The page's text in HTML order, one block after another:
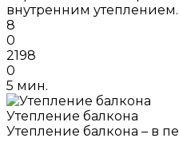
внутренним утеплением.
8
0
2198
0
5 мин.
Утепление балкона
Утепление балкона – в